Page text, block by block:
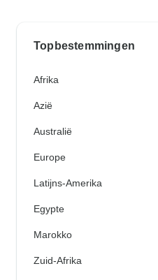
Topbestemmingen
Afrika
Azië
Australië
Europe
Latijns-Amerika
Egypte
Marokko
Zuid-Afrika